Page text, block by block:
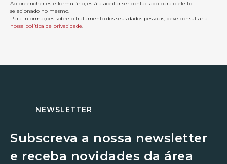
Ao preencher este formulário, está a aceitar ser contactado para o efeito
selecionado no mesmo.
Para informações sobre o tratamento dos seus dados pessoais, deve consultar a
nossa política de privacidade.
NEWSLETTER
Subscreva a nossa newsletter
e receba novidades da área